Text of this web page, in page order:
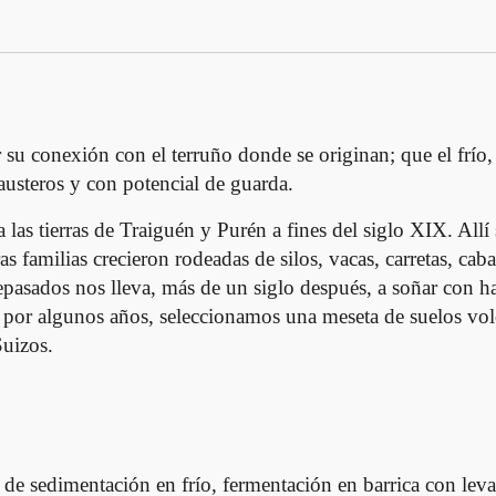
C
d
o
n
a
y
2
n
conexión con el terruño donde se originan; que el
y con potencial de guarda.
las tierras de Traiguén y Purén a fines del siglo XIX.
familias crecieron rodeadas de silos, vacas, carretas,
nos lleva, más de un siglo después, a soñar con
algunos años, seleccionamos una meseta de suelos
sedimentación en frío, fermentación en barrica con